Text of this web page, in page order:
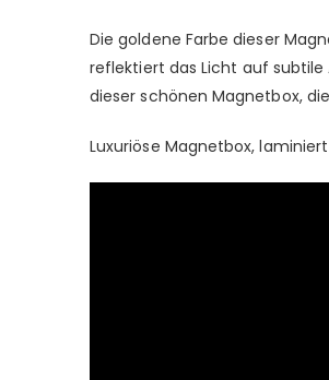
Die goldene Farbe dieser
reflektiert das Licht auf subtile
dieser schönen Magnetbox,
Luxuriöse Magnetbox,